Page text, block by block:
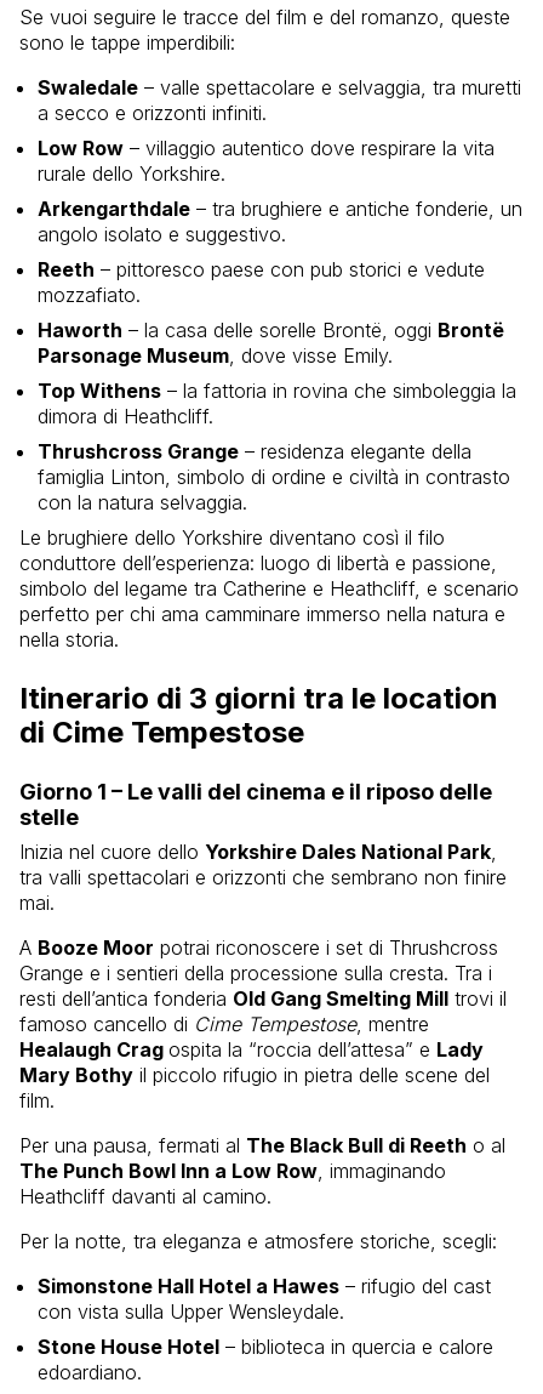
Se vuoi seguire le tracce del film e del romanzo, queste
sono le tappe imperdibili:
Swaledale – valle spettacolare e selvaggia, tra muretti
a secco e orizzonti infiniti.
Low Row – villaggio autentico dove respirare la vita
rurale dello Yorkshire.
Arkengarthdale – tra brughiere e antiche fonderie, un
angolo isolato e suggestivo.
Reeth – pittoresco paese con pub storici e vedute
mozzafiato.
Haworth – la casa delle sorelle Brontë, oggi Brontë
Parsonage Museum , dove visse Emily.
Top Withens – la fattoria in rovina che simboleggia la
dimora di Heathcliff.
Thrushcross Grange – residenza elegante della
famiglia Linton, simbolo di ordine e civiltà in contrasto
con la natura selvaggia.
Le brughiere dello Yorkshire diventano così il filo
conduttore dell’esperienza: luogo di libertà e passione,
simbolo del legame tra Catherine e Heathcliff, e scenario
perfetto per chi ama camminare immerso nella natura e
nella storia.
Itinerario di 3 giorni tra le location
di Cime Tempestose
Giorno 1 – Le valli del cinema e il riposo delle
stelle
Inizia nel cuore dello Yorkshire Dales National Park
tra valli spettacolari e orizzonti che sembrano non finire
mai.
A Booze Moor potrai riconoscere i set di Thrushcross
Grange e i sentieri della processione sulla cresta. Tra i
resti dell’antica fonderia Old Gang Smelting Mill trovi il
famoso cancello di Cime Tempestose, mentre
Healaugh Crag ospita la “roccia dell’attesa” e Lady
Mary Bothy il piccolo rifugio in pietra delle scene del
film.
Per una pausa, fermati al The Black Bull di Reeth o al
The Punch Bowl Inn a Low Row , immaginando
Heathcliff davanti al camino.
Per la notte, tra eleganza e atmosfere storiche, scegli:
Simonstone Hall Hotel a Hawes – rifugio del cast
con vista sulla Upper Wensleydale.
Stone House Hotel – biblioteca in quercia e calore
edoardiano.